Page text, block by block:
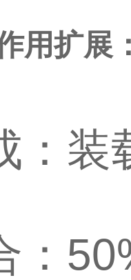
用扩展
：装
：